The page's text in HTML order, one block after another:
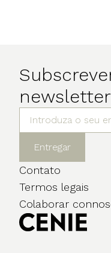
newsletter
Entregar
Contato
Termos legais
Colaborar